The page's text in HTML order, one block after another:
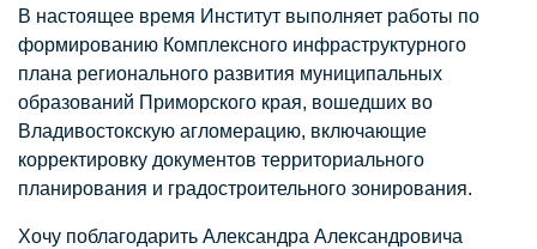
В настоящее время Институт выполняет работы по
формированию Комплексного инфраструктурного
плана регионального развития муниципальных
образований Приморского края, вошедших во
Владивостокскую агломерацию, включающие
корректировку документов территориального
планирования и градостроительного зонирования.
Хочу поблагодарить Александра Александровича